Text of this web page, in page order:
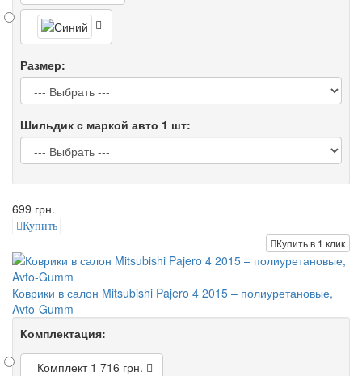
Размер:
Шильдик с маркой авто 1 шт:
699 грн.
Купить
Купить в 1 клик
Коврики в салон Mitsubishi Pajero 4 2015 – полиуретановые,
Avto-Gumm
Комплектация:
Комплект 1 716 грн.